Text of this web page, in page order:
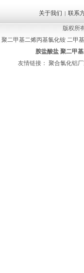
关于我们 | 联系
版权所
聚二甲基二烯丙基氯化铵 二甲
胺盐酸盐 聚二甲
友情链接： 聚合氯化铝